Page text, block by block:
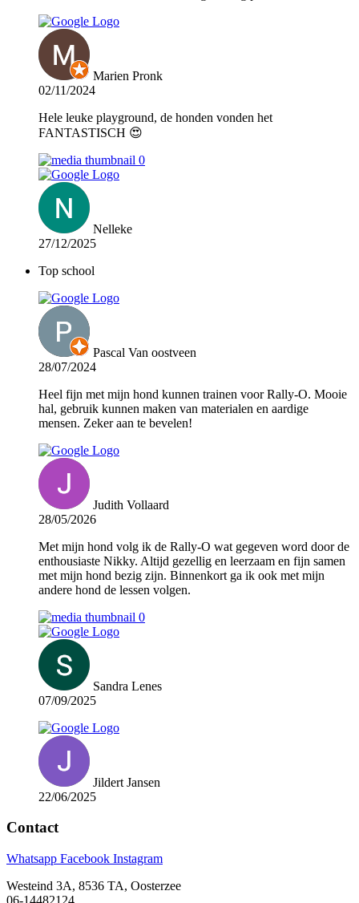
Marien Pronk
02/11/2024
Hele leuke playground, de honden vonden het
FANTASTISCH 😍
Nelleke
27/12/2025
Top school
Pascal Van oostveen
28/07/2024
Heel fijn met mijn hond kunnen trainen voor Rally-O. Mooie
hal, gebruik kunnen maken van materialen en aardige
mensen. Zeker aan te bevelen!
Judith Vollaard
28/05/2026
Met mijn hond volg ik de Rally-O wat gegeven word door de
enthousiaste Nikky. Altijd gezellig en leerzaam en fijn samen
met mijn hond bezig zijn. Binnenkort ga ik ook met mijn
andere hond de lessen volgen.
Sandra Lenes
07/09/2025
Jildert Jansen
22/06/2025
Contact
Whatsapp Facebook Instagram
Westeind 3A, 8536 TA, Oosterzee
06-14482124